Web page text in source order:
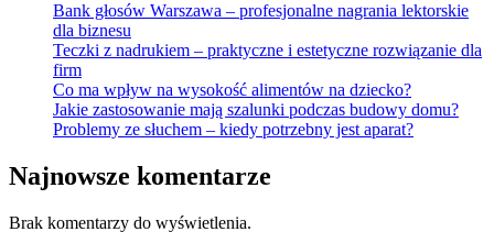
Bank głosów Warszawa – profesjonalne nagrania lektorskie
dla biznesu
Teczki z nadrukiem – praktyczne i estetyczne rozwiązanie dla
firm
Co ma wpływ na wysokość alimentów na dziecko?
Jakie zastosowanie mają szalunki podczas budowy domu?
Problemy ze słuchem – kiedy potrzebny jest aparat?
Najnowsze komentarze
Brak komentarzy do wyświetlenia.